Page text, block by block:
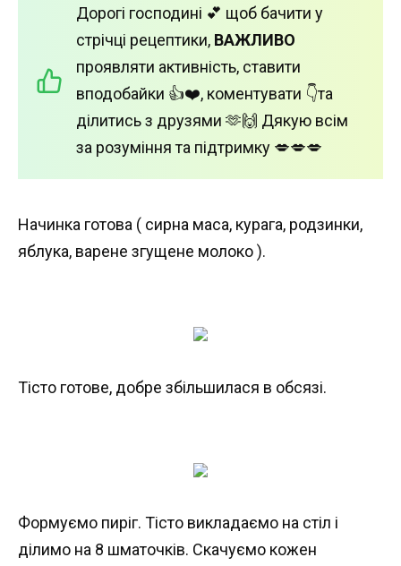
Дорогі господині 💕 щоб бачити у
стрічці рецептики, ВАЖЛИВО
проявляти активність, ставити
вподобайки 👍❤️, коментувати 👇та
ділитись з друзями 🫶🙌 Дякую всім
за розуміння та підтримку 💋💋💋
Начинка готова ( сирна маса, курага, родзинки,
яблука, варене згущене молоко ).
Тісто готове, добре збільшилася в обсязі.
Формуємо пиріг. Тісто викладаємо на стіл і
ділимо на 8 шматочків. Скачуємо кожен